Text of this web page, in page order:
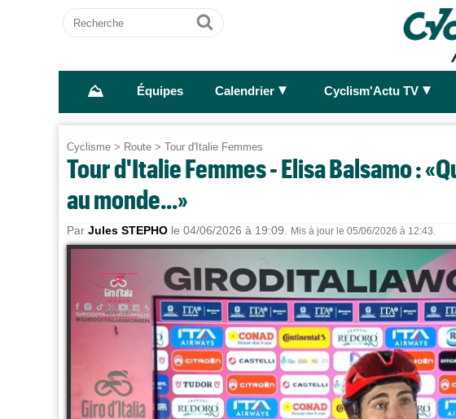
Recherche
Ok
⛰ Équipes Calendrier ► Cyclism'Actu TV ►
Cyclisme > Route > Tour d'Italie Femmes
Tour d'Italie Femmes - Elisa Balsamo :
au monde...»
Par Jules STEPHO le 04/06/2026 à 19:09. Mis à jour le 05/06/2026 à 12:43.